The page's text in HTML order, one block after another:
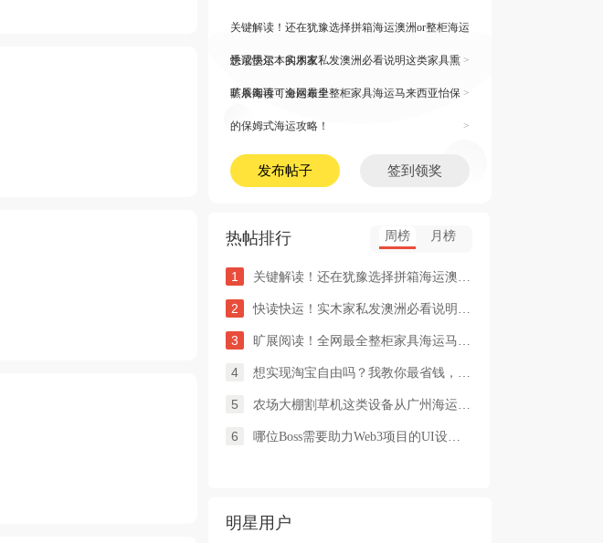
关键解读！还在犹豫选择拼箱海运澳洲or整柜海运
悉尼墨尔本的朋友 >
快读快运！实木家私发澳洲必看说明这类家具熏
蒸杀毒再可海运布里 >
旷展阅读！全网最全整柜家具海运马来西亚怡保
的保姆式海运攻略！ >
发布帖子 签到领奖
热帖排行 周榜 月榜
1 关键解读！还在犹豫选择拼箱海运澳洲or整柜海运悉尼墨尔本的朋友
2 快读快运！实木家私发澳洲必看说明这类家具熏蒸杀毒再可海运布里
3 旷展阅读！全网最全整柜家具海运马来西亚怡保的保姆式海运攻略！
4 想实现淘宝自由吗？我教你最省钱，最方便的方法
5 农场大棚割草机这类设备从广州海运到澳洲堪培拉过海关需要提供什
6 哪位Boss需要助力Web3项目的UI设计，或qian
明星用户